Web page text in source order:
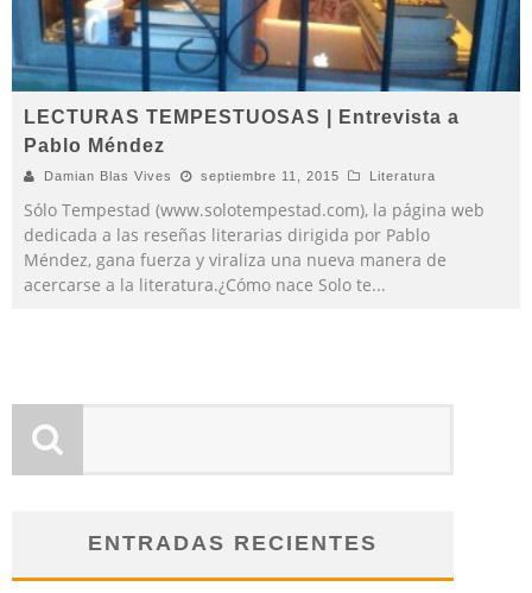
LECTURAS TEMPESTUOSAS | Entrevista a
Pablo Méndez
Damian Blas Vives septiembre 11, 2015 Literatura
Sólo Tempestad (www.solotempestad.com), la página web
dedicada a las reseñas literarias dirigida por Pablo
Méndez, gana fuerza y viraliza una nueva manera de
acercarse a la literatura.¿Cómo nace Solo te...
ENTRADAS RECIENTES